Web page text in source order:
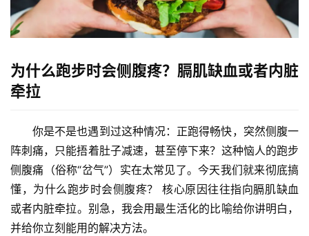
为什么跑步时会侧腹疼？膈肌缺血或者内脏
牵拉
你是不是也遇到过这种情况：正跑得畅快，突然侧腹一
阵刺痛，只能捂着肚子减速，甚至停下来？这种恼人的跑步
侧腹痛 （俗称“岔气”）实在太常见了。今天我们就来彻底搞
懂， 为什么跑步时会侧腹疼？ 核心原因往往指向膈肌缺血
或者内脏牵拉。别急，我会用最生活化的比喻给你讲明白，
并给你立刻能用的解决方法。